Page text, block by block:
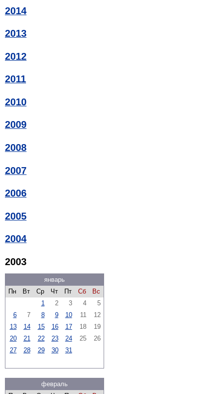
2014
2013
2012
2011
2010
2009
2008
2007
2006
2005
2004
2003
январь
Пн
Вт Ср Чт Пт Сб
Вс
1
2 3 4
5
6
7 8 9 10 11
12
13
14 15 16 17 18
19
20
21 22 23 24 25
26
27
28 29 30 31
февраль